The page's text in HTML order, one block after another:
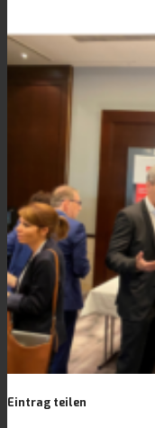
News
Kontaktieren Sie
Suche
Menü Menü
Eintrag teilen